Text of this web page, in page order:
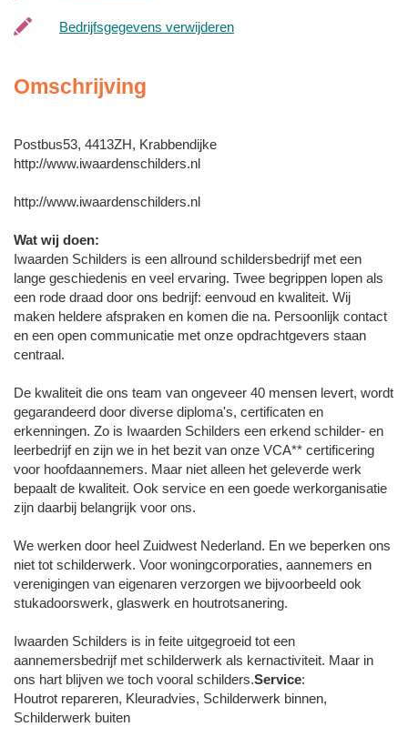
Bedrijfsgegevens verwijderen
Omschrijving
Postbus53, 4413ZH, Krabbendijke
http://www.iwaardenschilders.nl
http://www.iwaardenschilders.nl
Wat wij doen:
Iwaarden Schilders is een allround schildersbedrijf met een
lange geschiedenis en veel ervaring. Twee begrippen lopen als
een rode draad door ons bedrijf: eenvoud en kwaliteit. Wij
maken heldere afspraken en komen die na. Persoonlijk contact
en een open communicatie met onze opdrachtgevers staan
centraal.
De kwaliteit die ons team van ongeveer 40 mensen levert, wordt
gegarandeerd door diverse diploma's, certificaten en
erkenningen. Zo is Iwaarden Schilders een erkend schilder- en
leerbedrijf en zijn we in het bezit van onze VCA** certificering
voor hoofdaannemers. Maar niet alleen het geleverde werk
bepaalt de kwaliteit. Ook service en een goede werkorganisatie
zijn daarbij belangrijk voor ons.
We werken door heel Zuidwest Nederland. En we beperken ons
niet tot schilderwerk. Voor woningcorporaties, aannemers en
verenigingen van eigenaren verzorgen we bijvoorbeeld ook
stukadoorswerk, glaswerk en houtrotsanering.
Iwaarden Schilders is in feite uitgegroeid tot een
aannemersbedrijf met schilderwerk als kernactiviteit. Maar in
ons hart blijven we toch vooral schilders.Service:
Houtrot repareren, Kleuradvies, Schilderwerk binnen,
Schilderwerk buiten